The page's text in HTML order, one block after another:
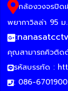
กล้องวงจรปิด
พยากาวิลล่า 95 ม
:
คุณสามารถคิวติด
รหัสบรรทัด :
: 086-